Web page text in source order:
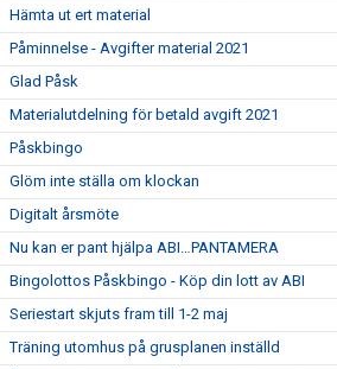
Hämta ut ert material
Påminnelse - Avgifter material 2021
Glad Påsk
Materialutdelning för betald avgift 2021
Påskbingo
Glöm inte ställa om klockan
Digitalt årsmöte
Nu kan er pant hjälpa ABI…PANTAMERA
Bingolottos Påskbingo - Köp din lott av ABI
Seriestart skjuts fram till 1-2 maj
Träning utomhus på grusplanen inställd